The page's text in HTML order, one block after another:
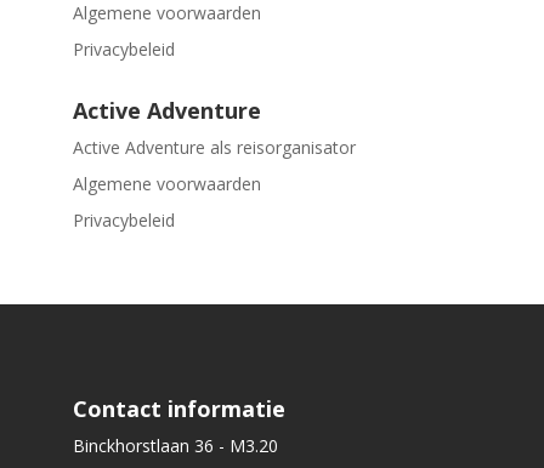
Algemene voorwaarden
Privacybeleid
Active Adventure
Active Adventure als reisorganisator
Algemene voorwaarden
Privacybeleid
Contact informatie
Binckhorstlaan 36 - M3.20